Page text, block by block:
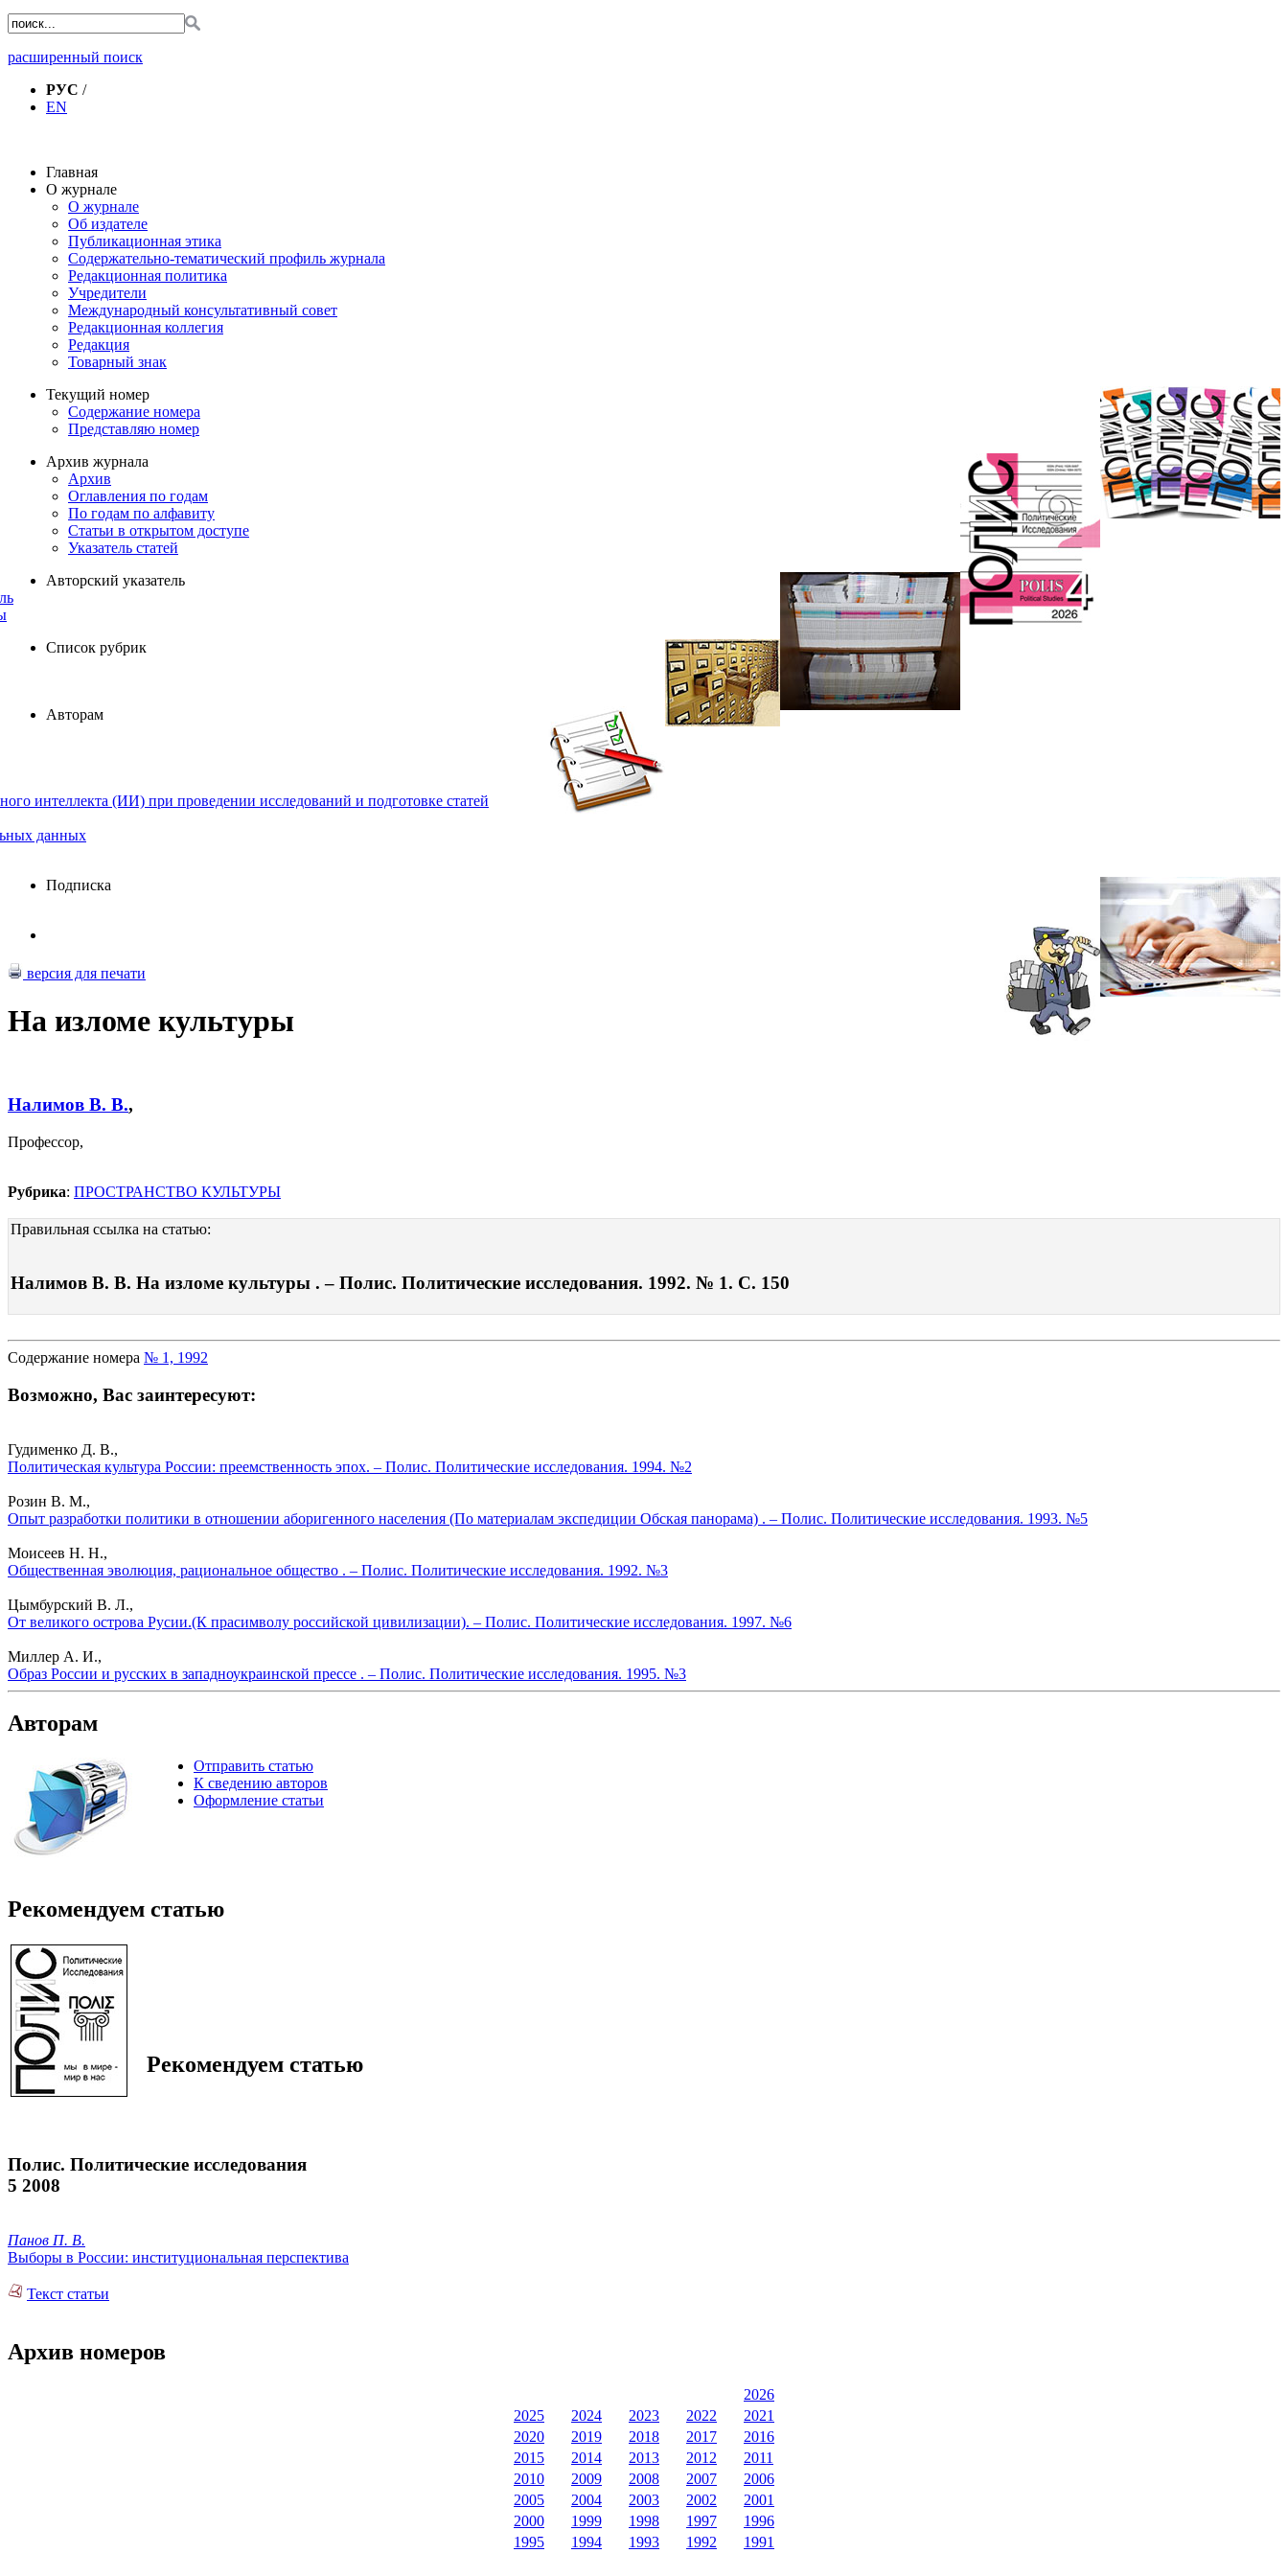
расширенный поиск
РУС /
EN
Главная
О журнале
О журнале
Об издателе
Публикационная этика
Содержательно-тематический профиль журнала
Редакционная политика
Учредители
Международный консультативный совет
Редакционная коллегия
Редакция
Товарный знак
Текущий номер
Содержание номера
Представляю номер
Архив журнала
Архив
Оглавления по годам
По годам по алфавиту
Статьи в открытом доступе
Указатель статей
Авторский указатель
Список рубрик
Авторам
интеллекта (ИИ) при проведении исследований и подготовке статей
данных
Подписка
версия для печати
На изломе культуры
Налимов В. В.,
Профессор,
Рубрика: ПРОСТРАНСТВО КУЛЬТУРЫ
Правильная ссылка на статью:
Налимов В. В. На изломе культуры . – Полис. Политические исследования. 1992. № 1. С. 150
Содержание номера № 1, 1992
Возможно, Вас заинтересуют:
Гудименко Д. В.,
Политическая культура России: преемственность эпох. – Полис. Политические исследования. 1994. №2
Розин В. М.,
Опыт разработки политики в отношении аборигенного населения (По материалам экспедиции Обская панорама) . – Полис. Политические исследования. 1993. №5
Моисеев Н. Н.,
Общественная эволюция, рациональное общество . – Полис. Политические исследования. 1992. №3
Цымбурский В. Л.,
От великого острова Русии.(К прасимволу российской цивилизации). – Полис. Политические исследования. 1997. №6
Миллер А. И.,
Образ России и русских в западноукраинской прессе . – Полис. Политические исследования. 1995. №3
Авторам
Отправить статью
К сведению авторов
Оформление статьи
Рекомендуем статью
Рекомендуем статью
Полис. Политические исследования
5 2008
Панов П. В.
Выборы в России: институциональная перспектива
Текст статьи
Архив номеров
2026
2025
2024 2023 2022
2021
2020
2019 2018 2017
2016
2015
2014 2013 2012
2011
2010
2009 2008 2007
2006
2005
2004 2003 2002
2001
2000
1999 1998 1997
1996
1995
1994 1993 1992 1991